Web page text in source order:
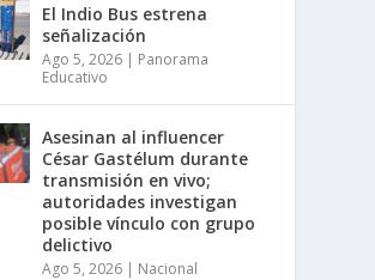
El Indio Bus estrena
señalización
Ago 5, 2026 | Panorama
Educativo
Asesinan al influencer
César Gastélum durante
transmisión en vivo;
autoridades investigan
posible vínculo con grupo
delictivo
Ago 5, 2026 | Nacional